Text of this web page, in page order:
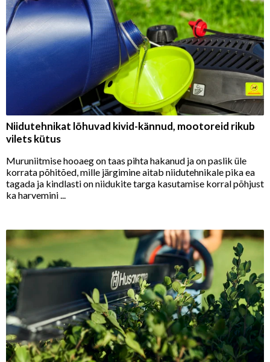
Niidutehnikat lõhuvad kivid-kännud, mootoreid rikub
vilets kütus
Muruniitmise hooaeg on taas pihta hakanud ja on paslik üle
korrata põhitõed, mille järgimine aitab niidutehnikale pika ea
tagada ja kindlasti on niidukite targa kasutamise korral põhjust
ka harvemini ...